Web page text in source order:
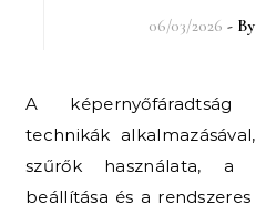
06/03/2026 - By
A képernyőfáradtság enyhíthető hatékony
technikák
szűrők használata, a
beállítása és a